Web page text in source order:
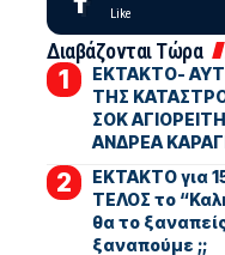
Like
Διαβάζονται Τώρα
ΕΚΤΑΚΤΟ-
ΤΗΣ
ΣΟΚ
ΑΝΔΡΕΑ
ΕΚΤΑΚΤΟ για
ΤΕΛΟΣ το
θα το
ξαναπούμε ;;